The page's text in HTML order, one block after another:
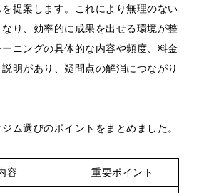
提案します。これにより無理のない
り、効率的に成果を出せる環境が整
ニングの具体的な内容や頻度、料金
明があり、疑問点の解消につながり
ム選びのポイントをまとめました。
容 重要ポイント